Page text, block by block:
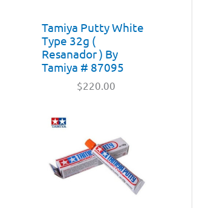
Tamiya Putty White
Type 32g (
Resanador ) By
Tamiya # 87095
$220.00